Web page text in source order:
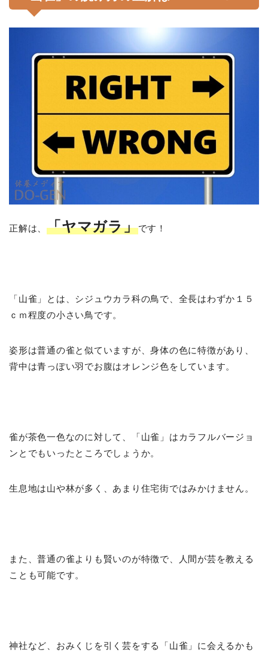
正解は、「ヤマガラ」です！
「山雀」とは、シジュウカラ科の鳥で、全長はわずか１５
ｃｍ程度の小さい鳥です。
姿形は普通の雀と似ていますが、身体の色に特徴があり、
背中は青っぽい羽でお腹はオレンジ色をしています。
雀が茶色一色なのに対して、「山雀」はカラフルバージョ
ンとでもいったところでしょうか。
生息地は山や林が多く、あまり住宅街ではみかけません。
また、普通の雀よりも賢いのが特徴で、人間が芸を教える
ことも可能です。
神社など、おみくじを引く芸をする「山雀」に会えるかも